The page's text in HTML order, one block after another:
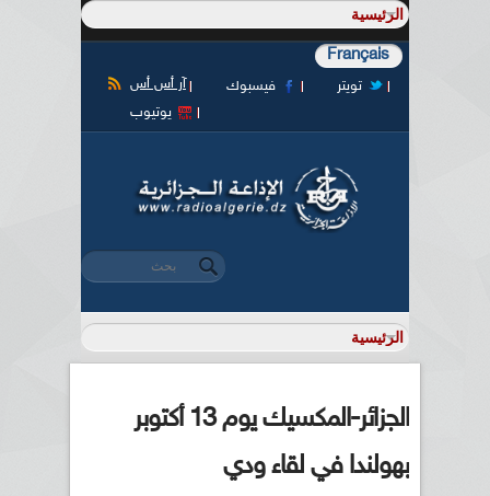
Français
آر أس أس فيسبوك
تويتر
يوتيوب
استمارة البحث
‏بحث ‏
الجزائر-المكسيك يوم 13 أكتوبر
بهولندا في لقاء ودي